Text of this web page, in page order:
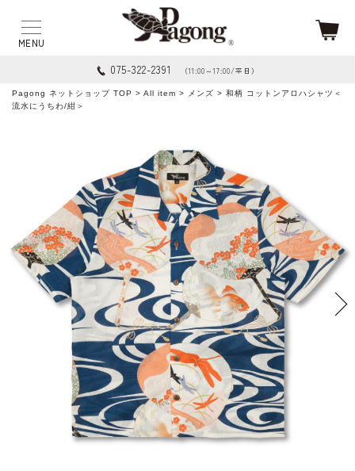
075-322-2391 （11:00～17:00/平日）
Pagong ネットショップ TOP > All item > メンズ > 和柄 コットンアロハシャツ＜
流水にうちわ/紺＞